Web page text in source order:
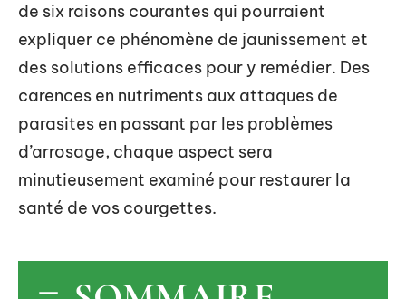
de six raisons courantes qui pourraient
expliquer ce phénomène de jaunissement et
des solutions efficaces pour y remédier. Des
carences en nutriments aux attaques de
parasites en passant par les problèmes
d’arrosage, chaque aspect sera
minutieusement examiné pour restaurer la
santé de vos courgettes.